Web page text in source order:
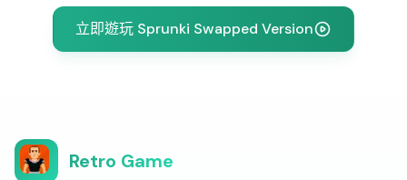
立即遊玩 Sprunki Swapped Version
Retro Game